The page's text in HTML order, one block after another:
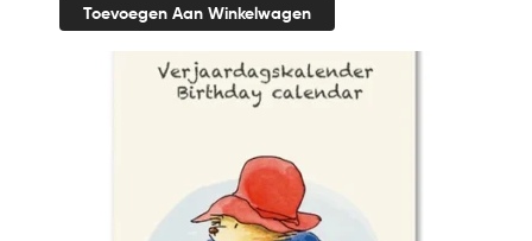
Toevoegen Aan Winkelwagen